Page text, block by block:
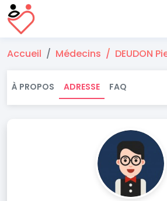
Accueil Médecins DEUDON
À PROPOS ADRESSE FAQ